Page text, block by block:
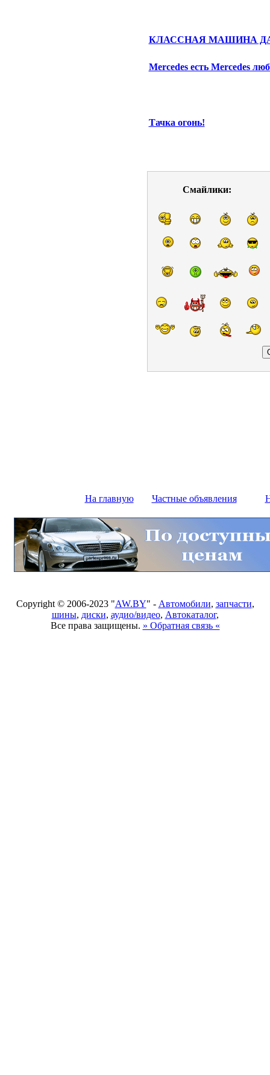
КЛАССНАЯ МАШИНА
Mercedes есть Mercedes
Тачка огонь!
Смайлики:
На главную Частные объявления
Copyright © 2006-2023 "AW.BY" - Автомобили, запчасти,
шины, диски, аудио/видео, Автокаталог,
Все права защищены. » Обратная связь «